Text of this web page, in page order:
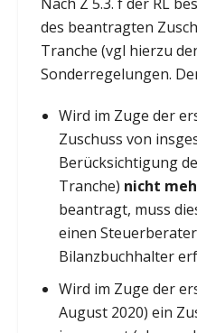
des beantragten
Tranche (vgl hierzu
Sonderregelungen.
Wird im Zuge der
Zuschuss von
Berücksichtigung
Tranche) nicht
beantragt, muss
einen
Bilanzbuchhalter
Wird im Zuge der
August 2020) ein